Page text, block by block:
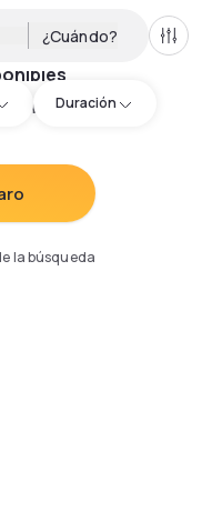
¿Cuándo?
Duración
de búsqueda:
la búsqueda